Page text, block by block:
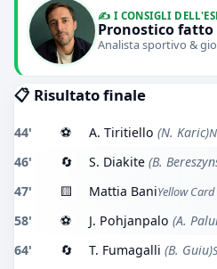
✍️ I CONSIGLI
Pronostico fatto
Analista sportivo &
📋 Risultato finale
44' ⚽ A. Tiritiello (N. Karic)
46' 🔄 S. Diakite (B.
47' 🟨 Mattia BaniYellow Card
58' ⚽ J. Pohjanpalo (A.
64' 🔄 T. Fumagalli (B. Guiu)